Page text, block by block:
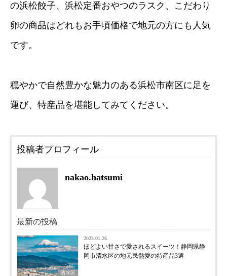
の浜松餃子、浜松定番おやつのラスク、こだわり
卵の商品はどれもお手頃価格で地元の方にも人気
です。
穏やかで自然豊かな魅力のある浜松市南区に足を
運び、特産品を堪能してみてください。
投稿者プロフィール
nakao.hatsumi
最新の投稿
清水区
2023.01.26
ほどよい甘さで愛されるスイーツ！静岡県静
岡市清水区の地元民熱愛の特産品3選